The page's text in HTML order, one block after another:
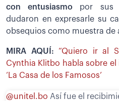
con entusiasmo por sus
dudaron en expresarle su
obsequios como muestra de
MIRA AQUÍ: “Quiero ir al
Cynthia Klitbo habla sobre
‘La Casa de los Famosos’
@unitel.bo Así fue el